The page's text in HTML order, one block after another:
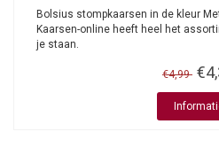
Bolsius stompkaarsen in de kleur
Kaarsen-online heeft heel het
je staan.
€4,99